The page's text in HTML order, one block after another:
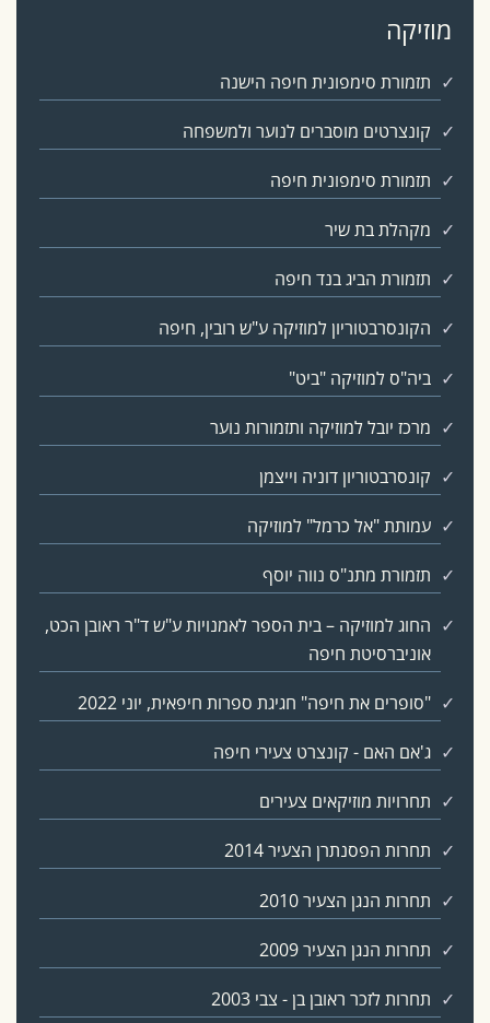
מוזיקה
תזמורת סימפונית חיפה הישנה
קונצרטים מוסברים לנוער ולמשפחה
תזמורת סימפונית חיפה
מקהלת בת שיר
תזמורת הביג בנד חיפה
הקונסרבטוריון למוזיקה ע"ש רובין, חיפה
ביה"ס למוזיקה "ביט"
מרכז יובל למוזיקה ותזמורות נוער
קונסרבטוריון דוניה וייצמן
עמותת "אל כרמל" למוזיקה
תזמורת מתנ"ס נווה יוסף
החוג למוזיקה – בית הספר לאמנויות ע"ש ד"ר ראובן הכט,
אוניברסיטת חיפה
"סופרים את חיפה" חגיגת ספרות חיפאית, יוני 2022
ג'אם האם - קונצרט צעירי חיפה
תחרויות מוזיקאים צעירים
תחרות הפסנתרן הצעיר 2014
תחרות הנגן הצעיר 2010
תחרות הנגן הצעיר 2009
תחרות לזכר ראובן בן - צבי 2003